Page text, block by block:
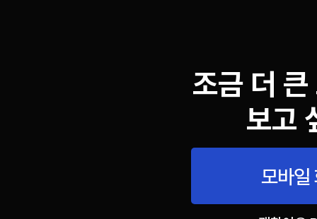
조금 더
보고
모바일